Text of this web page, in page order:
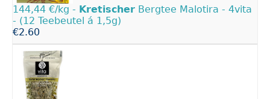
144,44 €/kg - Kretischer Bergtee Malotira - 4vita
- (12 Teebeutel á 1,5g)
€2.60